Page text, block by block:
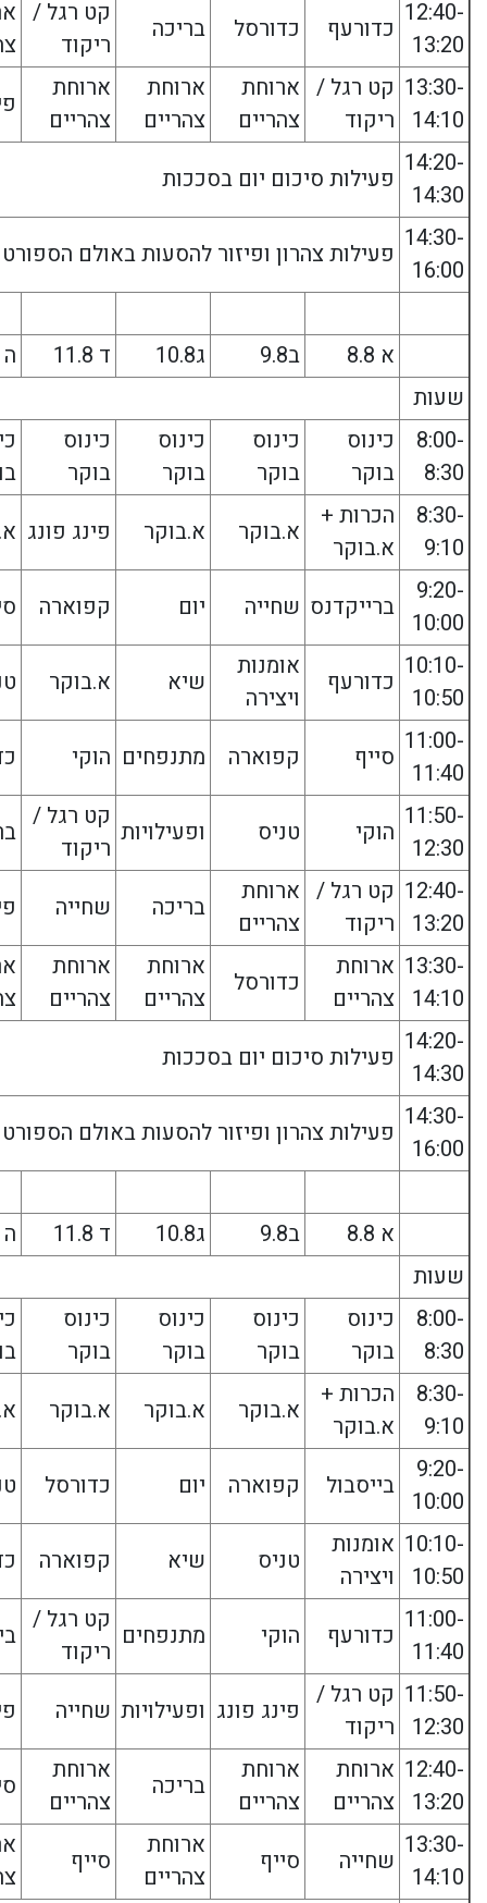
12:40-
13:20
כדורעף כדורסל בריכה
קט רגל /
ריקוד
13:30-
14:10
קט רגל /
ריקוד
ארוחת
צהריים
ארוחת
צהריים
ארוחת
צהריים
14:20-
14:30
פעילות סיכום יום בסככות
14:30-
16:00
פעילות צהרון ופיזור להסעות באולם הספורט
א 8.8 ב9.8 ג10.8 ד 11.8
ה 12.8
שעות
8:00-
8:30
כינוס
בוקר
כינוס
בוקר
כינוס
בוקר
כינוס
בוקר
8:30-
9:10
הכרות +
א.בוקר
א.בוקר א.בוקר פינג פונג
9:20-
10:00
ברייקדנס שחייה יום קפוארה
10:10-
10:50
כדורעף
אומנות
ויצירה
שיא א.בוקר
11:00-
11:40
סייף קפוארה מתנפחים הוקי
11:50-
12:30
הוקי טניס ופעילויות
קט רגל /
ריקוד
12:40-
13:20
קט רגל /
ריקוד
ארוחת
צהריים
בריכה שחייה
13:30-
14:10
ארוחת
צהריים
כדורסל
ארוחת
צהריים
ארוחת
צהריים
14:20-
14:30
פעילות סיכום יום בסככות
14:30-
16:00
פעילות צהרון ופיזור להסעות באולם הספורט
א 8.8 ב9.8 ג10.8 ד 11.8
ה 12.8
שעות
8:00-
8:30
כינוס
בוקר
כינוס
בוקר
כינוס
בוקר
כינוס
בוקר
8:30-
9:10
הכרות +
א.בוקר
א.בוקר א.בוקר א.בוקר
9:20-
10:00
בייסבול קפוארה יום כדורסל
10:10-
10:50
אומנות
ויצירה
טניס שיא קפוארה
11:00-
11:40
כדורעף הוקי מתנפחים
קט רגל /
ריקוד
11:50-
12:30
קט רגל /
ריקוד
פינג פונג ופעילויות שחייה
12:40-
13:20
ארוחת
צהריים
ארוחת
צהריים
בריכה
ארוחת
צהריים
13:30-
14:10
שחייה סייף
ארוחת
צהריים
סייף